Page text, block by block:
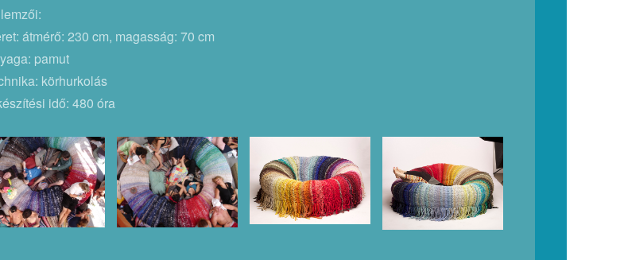
átmérő: 230 cm, magasság: 70 cm
pamut
körhurkolás
idő: 480 óra